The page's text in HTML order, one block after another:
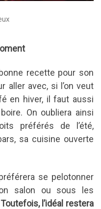
recette pour son
aller avec, si l’on veut
en hiver, il faut aussi
On oubliera ainsi
préférés de l’été,
sa cuisine ouverte
se pelotonner
salon ou sous les
Toutefois, l’idéal restera